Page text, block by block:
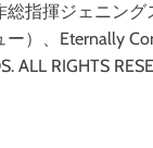
総指揮ジェニン
）、Eternally
RIGHTS